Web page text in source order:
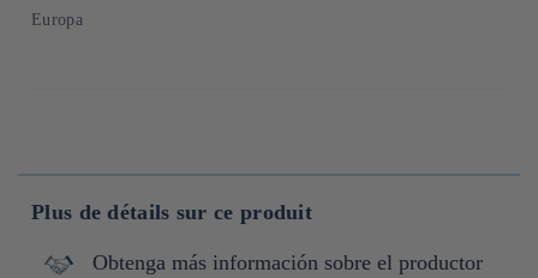
Europa
Plus de détails sur ce produit
Obtenga más información sobre el productor